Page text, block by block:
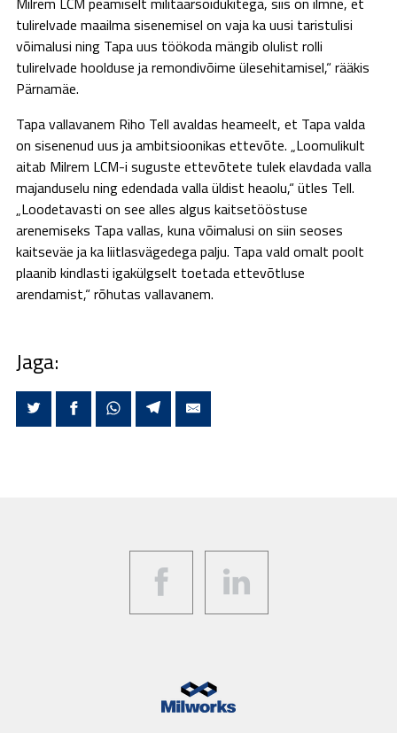
tulirelvade maailma sisenemisel on vaja ka uusi taristulisi
võimalusi ning Tapa uus töökoda mängib olulist rolli
tulirelvade hoolduse ja remondivõime ülesehitamisel,“ rääkis
Pärnamäe.
Tapa vallavanem Riho Tell avaldas heameelt, et Tapa valda
on sisenenud uus ja ambitsioonikas ettevõte. „Loomulikult
aitab Milrem LCM-i suguste ettevõtete tulek elavdada valla
majanduselu ning edendada valla üldist heaolu,“ ütles Tell.
„Loodetavasti on see alles algus kaitsetööstuse
arenemiseks Tapa vallas, kuna võimalusi on siin seoses
kaitseväe ja ka liitlasvägedega palju. Tapa vald omalt poolt
plaanib kindlasti igakülgselt toetada ettevõtluse
arendamist,“ rõhutas vallavanem.
Jaga:
FacebookLinkedIn